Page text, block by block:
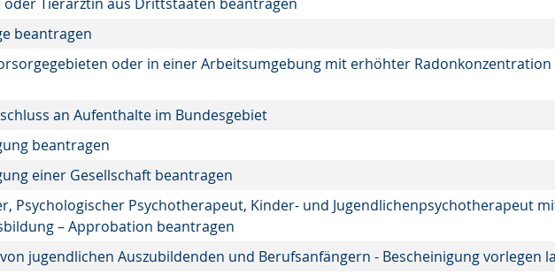
beantragen
oder in einer Arbeitsumgebung mit erhöhter Radonkonzentration
an Aufenthalte im Bundesgebiet
beantragen
einer Gesellschaft beantragen
Psychologischer Psychotherapeut, Kinder- und Jugendlichenpsychotherapeut
– Approbation beantragen
jugendlichen Auszubildenden und Berufsanfängern - Bescheinigung vorlegen